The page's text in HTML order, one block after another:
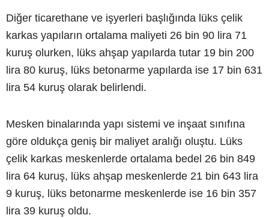
Diğer ticarethane ve işyerleri başlığında lüks çelik
karkas yapıların ortalama maliyeti 26 bin 90 lira 71
kuruş olurken, lüks ahşap yapılarda tutar 19 bin 200
lira 80 kuruş, lüks betonarme yapılarda ise 17 bin 631
lira 54 kuruş olarak belirlendi.
Mesken binalarında yapı sistemi ve inşaat sınıfına
göre oldukça geniş bir maliyet aralığı oluştu. Lüks
çelik karkas meskenlerde ortalama bedel 26 bin 849
lira 64 kuruş, lüks ahşap meskenlerde 21 bin 643 lira
9 kuruş, lüks betonarme meskenlerde ise 16 bin 357
lira 39 kuruş oldu.